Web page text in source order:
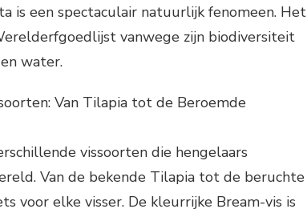
is een spectaculair natuurlijk fenomeen. Het
vanwege zijn biodiversiteit
water.
Van Tilapia tot de Beroemde
vissoorten die hengelaars
Van de bekende Tilapia tot de beruchte
voor elke visser. De kleurrijke Bream-vis is